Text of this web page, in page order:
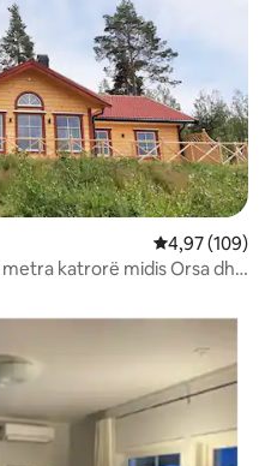
Vlerësimi
4,97 (109)
metra katrorë midis Orsa dhe